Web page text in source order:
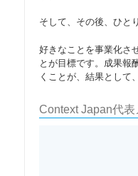
そして、その後、ひと
好きなことを事業化さ
とが目標です。成果報
くことが、結果として
Context Japan代